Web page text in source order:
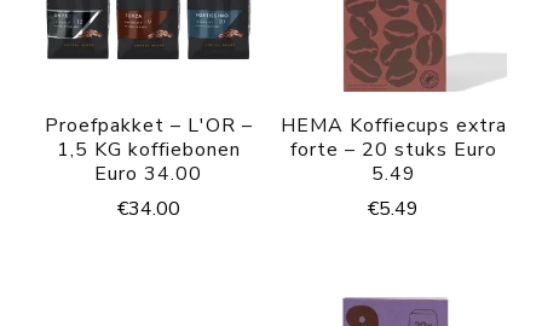
Proefpakket – L'OR –
1,5 KG koffiebonen
Euro 34.00
€34.00
HEMA Koffiecups extra
forte – 20 stuks Euro
5.49
€5.49